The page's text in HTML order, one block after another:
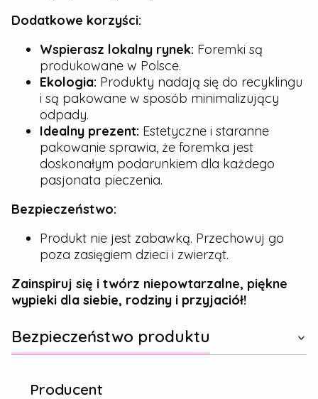
Dodatkowe korzyści:
Wspierasz lokalny rynek: Foremki są
produkowane w Polsce.
Ekologia: Produkty nadają się do recyklingu
i są pakowane w sposób minimalizujący
odpady.
Idealny prezent: Estetyczne i staranne
pakowanie sprawia, że foremka jest
doskonałym podarunkiem dla każdego
pasjonata pieczenia.
Bezpieczeństwo:
Produkt nie jest zabawką. Przechowuj go
poza zasięgiem dzieci i zwierząt.
Zainspiruj się i twórz niepowtarzalne, piękne
wypieki dla siebie, rodziny i przyjaciół!
Bezpieczeństwo produktu
Producent